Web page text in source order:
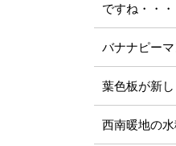
ですね・・・
バナナピー
葉色板が新し
西南暖地の